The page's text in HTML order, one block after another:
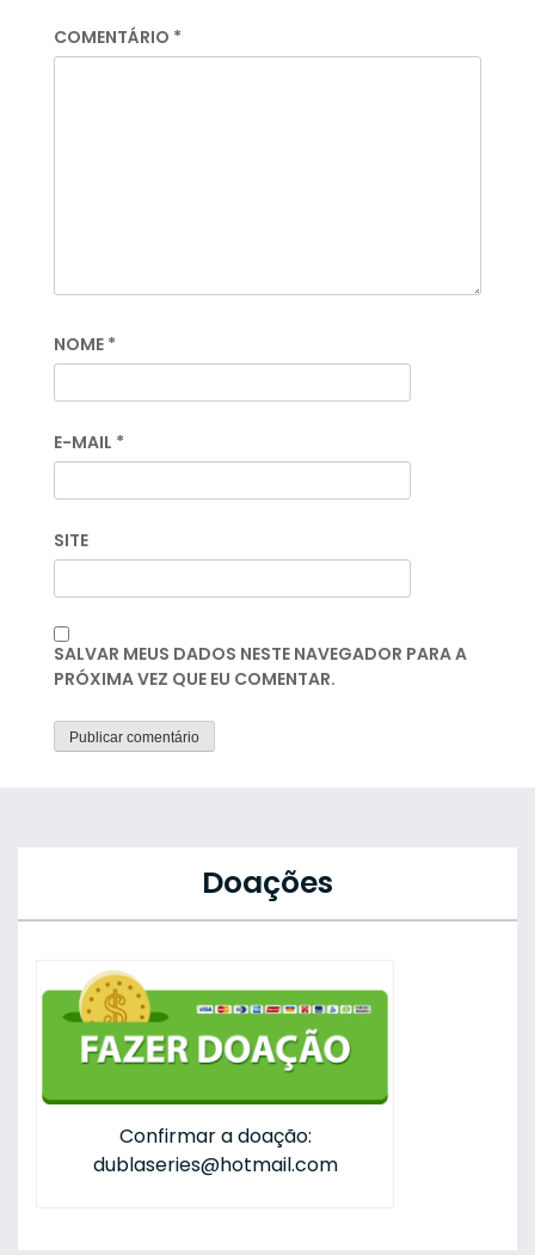
COMENTÁRIO *
NOME *
E-MAIL *
SITE
SALVAR MEUS DADOS NESTE NAVEGADOR PARA A
PRÓXIMA VEZ QUE EU COMENTAR.
Doações
Confirmar a doação:
dublaseries@hotmail.com